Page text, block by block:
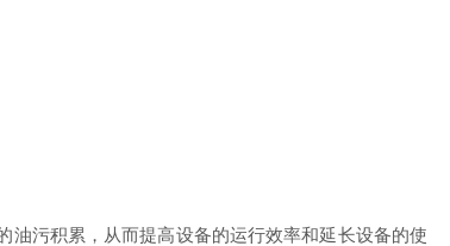
污积累，从而提高设备的运行效率和延长设备的使